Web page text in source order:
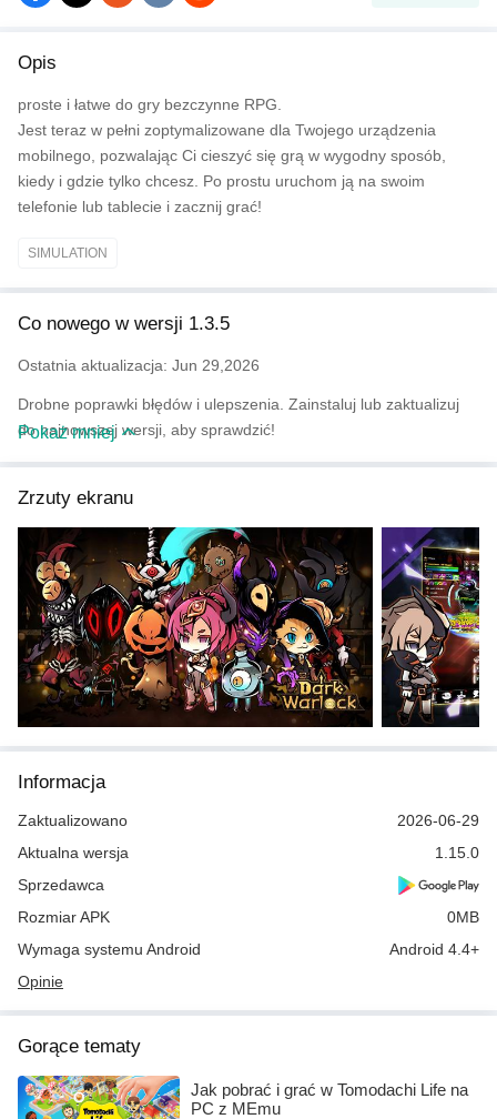
Opis
proste i łatwe do gry bezczynne RPG.
Jest teraz w pełni zoptymalizowane dla Twojego urządzenia
mobilnego, pozwalając Ci cieszyć się grą w wygodny sposób,
kiedy i gdzie tylko chcesz. Po prostu uruchom ją na swoim
telefonie lub tablecie i zacznij grać!
SIMULATION
Co nowego w wersji 1.3.5
Ostatnia aktualizacja: Jun 29,2026
Drobne poprawki błędów i ulepszenia. Zainstaluj lub zaktualizuj
do najnowszej wersji, aby sprawdzić!
Pokaż mniej
Zrzuty ekranu
Informacja
Zaktualizowano
2026-06-29
Aktualna wersja
1.15.0
Sprzedawca
Rozmiar APK
0MB
Wymaga systemu Android
Android 4.4+
Opinie
Gorące tematy
Jak pobrać i grać w Tomodachi Life na
PC z MEmu